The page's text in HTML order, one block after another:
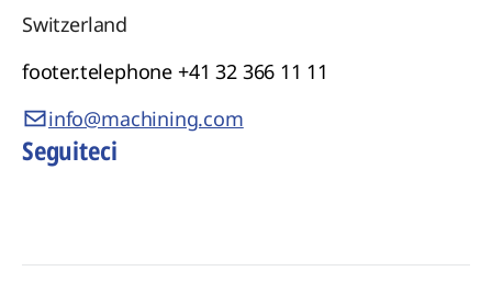
Switzerland
footer.telephone +41 32 366 11 11
info@machining.com
Seguiteci